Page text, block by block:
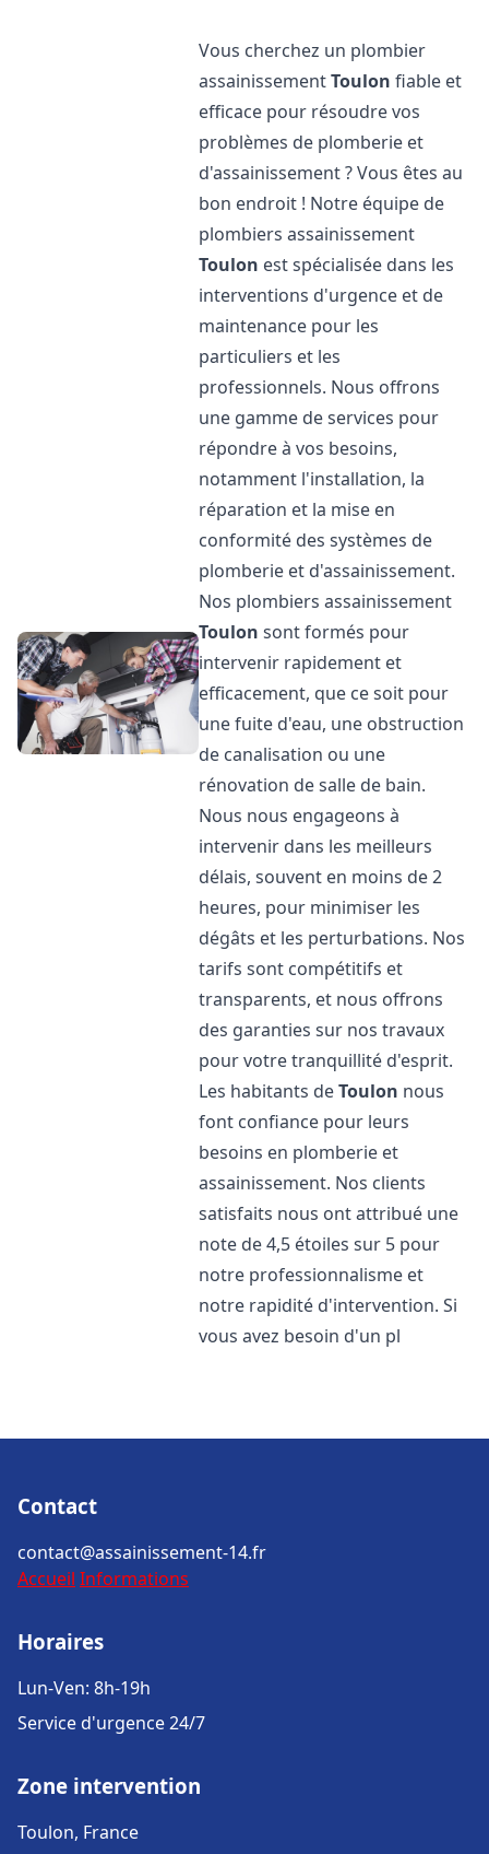
Vous cherchez un plombier
assainissementToulon fiable et
efficace pour résoudre vos
problèmes de plomberie et
d'assainissement ? Vous êtes au
bon endroit ! Notre équipe de
plombiers assainissement
Toulon est spécialisée dans les
interventions d'urgence et de
maintenance pour les
particuliers et les
professionnels. Nous offrons
une gamme de services pour
répondre à vos besoins,
notamment l'installation, la
réparation et la mise en
conformité des systèmes de
plomberie et d'assainissement.
Nos plombiers assainissement
Toulon sont formés pour
intervenir rapidement et
efficacement, que ce soit pour
une fuite d'eau, une obstruction
de canalisation ou une
rénovation de salle de bain.
Nous nous engageons à
intervenir dans les meilleurs
délais, souvent en moins de 2
heures, pour minimiser les
dégâts et les perturbations. Nos
tarifs sont compétitifs et
transparents, et nous offrons
des garanties sur nos travaux
pour votre tranquillité d'esprit.
Les habitants deToulon nous
font confiance pour leurs
besoins en plomberie et
assainissement. Nos clients
satisfaits nous ont attribué une
note de 4,5 étoiles sur 5 pour
notre professionnalisme et
notre rapidité d'intervention. Si
vous avez besoin d'un pl
Contact
contact@assainissement-14.fr
Accueil Informations
Horaires
Lun-Ven: 8h-19h
Service d'urgence 24/7
Zone intervention
Toulon, France